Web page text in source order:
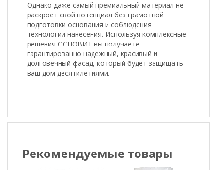
Однако даже самый премиальный материал не
раскроет свой потенциал без грамотной
подготовки основания и соблюдения
технологии нанесения. Используя комплексные
решения ОСНОВИТ вы получаете
гарантированно надежный, красивый и
долговечный фасад, который будет защищать
ваш дом десятилетиями.
Рекомендуемые товары